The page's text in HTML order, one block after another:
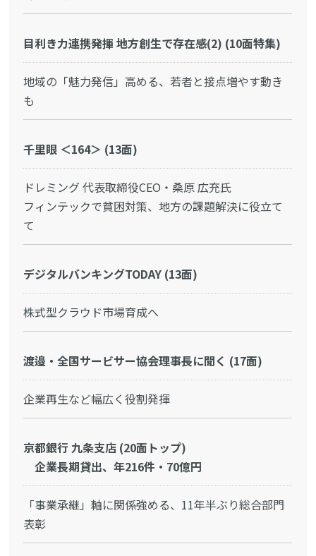
目利き力連携発揮 地方創生で存在感(2) (10面特集)
地域の「魅力発信」高める、若者と接点増やす動き
も
千里眼 ＜164＞ (13面)
ドレミング 代表取締役CEO・桑原 広充氏
フィンテックで貧困対策、地方の課題解決に役立て
て
デジタルバンキングTODAY (13面)
株式型クラウド市場育成へ
渡邉・全国サービサー協会理事長に聞く (17面)
企業再生など幅広く役割発揮
京都銀行 九条支店 (20面トップ)
企業長期貸出、年216件・70億円
「事業承継」軸に関係強める、11年半ぶり総合部門
表彰